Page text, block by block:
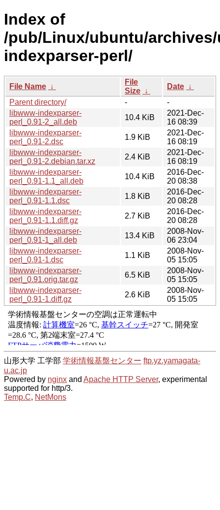
Index of
/pub/Linux/ubuntu/
indexparser-perl/
File Name ↓
File
Size ↓
Date ↓
Parent directory/
-
-
libwww-indexparser-
perl_0.91-2_all.deb
10.4 KiB
2021-Dec-
16 08:39
libwww-indexparser-
perl_0.91-2.dsc
1.9 KiB
2021-Dec-
16 08:19
libwww-indexparser-
perl_0.91-2.debian.tar.xz
2.4 KiB
2021-Dec-
16 08:19
libwww-indexparser-
perl_0.91-1.1_all.deb
10.4 KiB
2016-Dec-
20 08:38
libwww-indexparser-
perl_0.91-1.1.dsc
1.8 KiB
2016-Dec-
20 08:28
libwww-indexparser-
perl_0.91-1.1.diff.gz
2.7 KiB
2016-Dec-
20 08:28
libwww-indexparser-
perl_0.91-1_all.deb
13.4 KiB
2008-Nov-
06 23:04
libwww-indexparser-
perl_0.91-1.dsc
1.1 KiB
2008-Nov-
05 15:05
libwww-indexparser-
perl_0.91.orig.tar.gz
6.5 KiB
2008-Nov-
05 15:05
libwww-indexparser-
perl_0.91-1.diff.gz
2.6 KiB
2008-Nov-
05 15:05
山形大学 工学部 学術情報基盤センター ftp.yz.yamagata-
u.ac.jp
Powered by nginx and Apache HTTP Server, experimental
supported for http/3.
Temp.C, NetMons